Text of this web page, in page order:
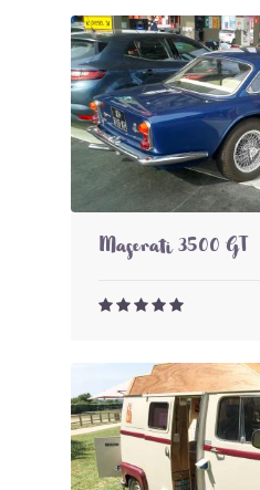
Maserati 3500 GT